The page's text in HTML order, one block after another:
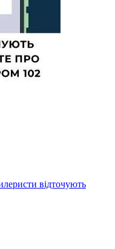
відточують